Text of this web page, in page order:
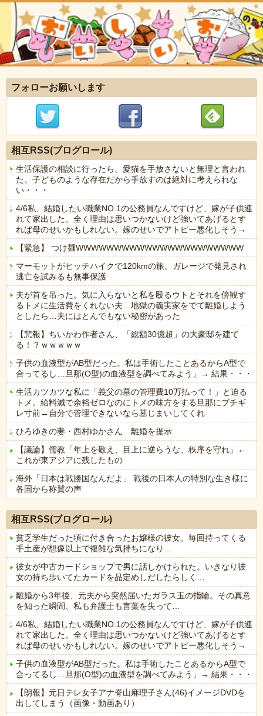
フォローお願いします
相互RSS(ブログロール)
生活保護の相談に行ったら、愛猫を手放さないと無理と言われ
た。子どものような存在だから手放すのは絶対に考えられな
い・・・
4/6私、結婚したい職業NO.1の公務員なんですけど、嫁が子供連
れて家出した。全く理由は思いつかないけど強いてあげるとす
れば母のせいかもしれない。嫁のせいでアトピー悪化しそう→
【緊急】 つけ麺WWWWWWWWWWWWWWWWWWWWWW
マーモットがヒッチハイクで120kmの旅。ガレージで発見され
逃亡を試みるも無事保護
夫が首を吊った。気に入らないと私を殴るウトとそれを傍観す
るトメに生活費をくれない夫…地獄の義実家をでて離婚しよう
としたら…夫にはとんでもない秘密があった
【悲報】ちいかわ作者さん、「総額30億超」の大豪邸を建て
る！？ｗｗｗｗｗ
子供の血液型がAB型だった。私は手術したことあるからA型で
合ってるし…旦那(O型)の血液型を調べてみよう」→ 結果・・・
生活カツカツな私に「義父の墓の管理費10万払って！」と迫る
トメ。給料減で余裕ゼロなのにトメの味方をする旦那にブチギ
レ寸前←自分で管理できないなら墓じまいしてくれ
ひろゆきの妻・西村ゆかさん 離婚を提示
【議論】儒教「年上を敬え、目上に逆らうな、秩序を守れ」←
これが東アジアに残したもの
海外「日本は戦勝国なんだよ」 戦後の日本人の特別な生き様に
各国から称賛の声
相互RSS(ブログロール)
貧乏学生だった頃に付き合ったお嬢様の彼女。毎回持ってくる
手土産が想像以上で複雑な気持ちになり…
彼女が中古カードショップで男に話しかけられた。いきなり彼
女の持ち歩いてたカードを品定めしだしたらしく…
離婚から3年後、元夫から突然届いたガラス玉の指輪。その真意
を知った瞬間、私も弁護士も言葉を失って…
4/6私、結婚したい職業NO.1の公務員なんですけど、嫁が子供連
れて家出した。全く理由は思いつかないけど強いてあげるとす
れば母のせいかもしれない。嫁のせいでアトピー悪化しそう→
子供の血液型がAB型だった。私は手術したことあるからA型で
合ってるし…旦那(O型)の血液型を調べてみよう」→ 結果・・・
【朗報】元日テレ女子アナ脊山麻理子さん(46)イメージDVDを
出してしまう（画像・動画あり）